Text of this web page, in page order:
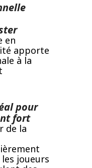
en
apporte
à la
pour
fort
de la
joueurs